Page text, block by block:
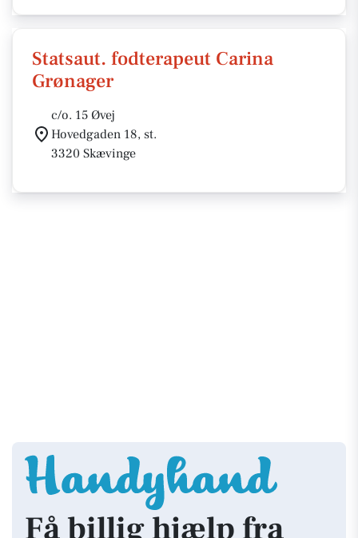
Statsaut. fodterapeut Carina
Grønager
c/o. 15 Øvej
Hovedgaden 18, st.
3320 Skævinge
Få billig hjælp fra